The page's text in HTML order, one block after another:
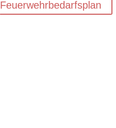
Feuerwehrbedarfsplan